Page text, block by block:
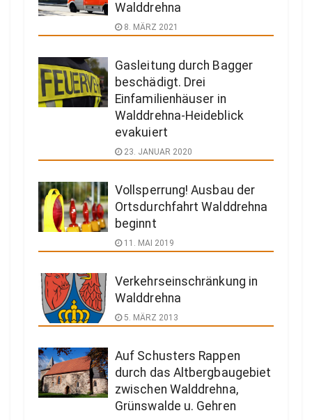
Walddrehna
8. MÄRZ 2021
Gasleitung durch Bagger
beschädigt. Drei
Einfamilienhäuser in
Walddrehna-Heideblick
evakuiert
23. JANUAR 2020
Vollsperrung! Ausbau der
Ortsdurchfahrt Walddrehna
beginnt
11. MAI 2019
Verkehrseinschränkung in
Walddrehna
5. MÄRZ 2013
Auf Schusters Rappen
durch das Altbergbaugebiet
zwischen Walddrehna,
Grünswalde u. Gehren